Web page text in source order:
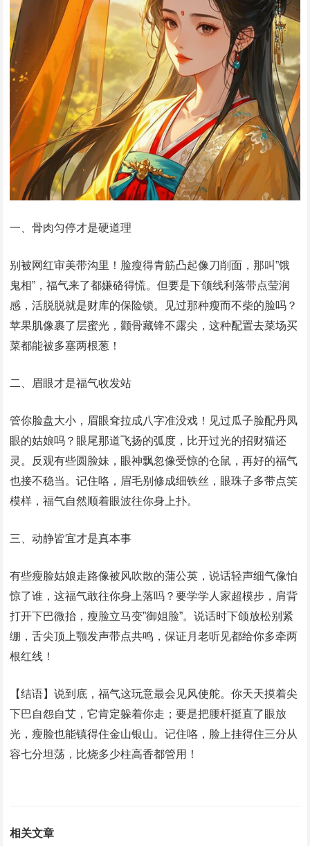
一、骨肉匀停才是硬道理
别被网红审美带沟里！脸瘦得青筋凸起像刀削面，那叫”饿
鬼相”，福气来了都嫌硌得慌。但要是下颌线利落带点莹润
感，活脱脱就是财库的保险锁。见过那种瘦而不柴的脸吗？
苹果肌像裹了层蜜光，颧骨藏锋不露尖，这种配置去菜场买
菜都能被多塞两根葱！
二、眉眼才是福气收发站
管你脸盘大小，眉眼耷拉成八字准没戏！见过瓜子脸配丹凤
眼的姑娘吗？眼尾那道飞扬的弧度，比开过光的招财猫还
灵。反观有些圆脸妹，眼神飘忽像受惊的仓鼠，再好的福气
也接不稳当。记住咯，眉毛别修成细铁丝，眼珠子多带点笑
模样，福气自然顺着眼波往你身上扑。
三、动静皆宜才是真本事
有些瘦脸姑娘走路像被风吹散的蒲公英，说话轻声细气像怕
惊了谁，这福气敢往你身上落吗？要学学人家超模步，肩背
打开下巴微抬，瘦脸立马变”御姐脸”。说话时下颌放松别紧
绷，舌尖顶上颚发声带点共鸣，保证月老听见都给你多牵两
根红线！
【结语】说到底，福气这玩意最会见风使舵。你天天摸着尖
下巴自怨自艾，它肯定躲着你走；要是把腰杆挺直了眼放
光，瘦脸也能镇得住金山银山。记住咯，脸上挂得住三分从
容七分坦荡，比烧多少柱高香都管用！
相关文章